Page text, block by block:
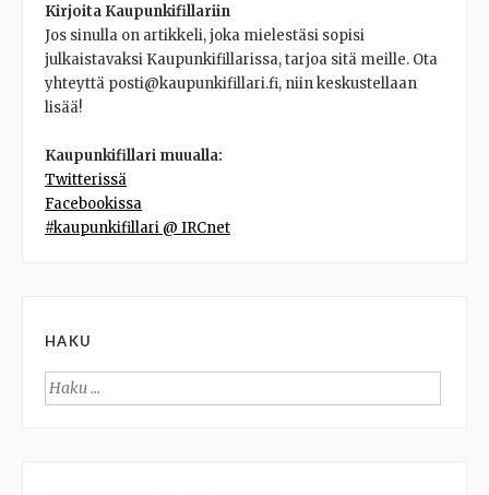
Kirjoita Kaupunkifillariin
Jos sinulla on artikkeli, joka mielestäsi sopisi
julkaistavaksi Kaupunkifillarissa, tarjoa sitä meille. Ota
yhteyttä posti@kaupunkifillari.fi, niin keskustellaan
lisää!
Kaupunkifillari muualla:
Twitterissä
Facebookissa
#kaupunkifillari @ IRCnet
HAKU
Haku: